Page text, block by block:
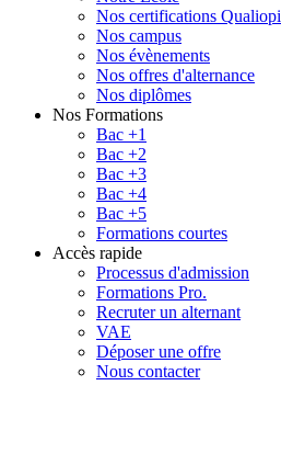
Nos certifications Qualiopi
Nos campus
Nos évènements
Nos offres d'alternance
Nos diplômes
Nos Formations
Bac +1
Bac +2
Bac +3
Bac +4
Bac +5
Formations courtes
Accès rapide
Processus d'admission
Formations Pro.
Recruter un alternant
VAE
Déposer une offre
Nous contacter